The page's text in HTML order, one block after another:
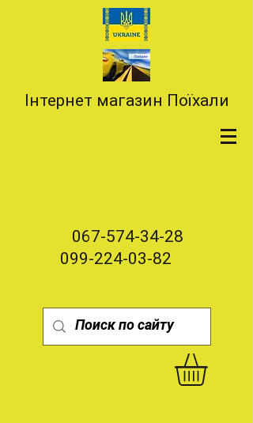
Інтернет магазин Поїхали
067-574-34-28
099-224-03-82